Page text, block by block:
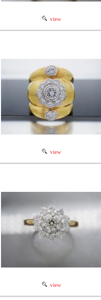
view
view
view